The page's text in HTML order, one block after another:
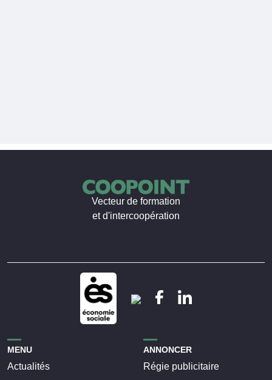
Vecteur de formation
et d'intercoopération
MENU
Actualités
ANNONCER
Régie publicitaire